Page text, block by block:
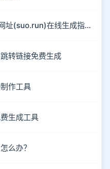
3分钟搞定防红链接！快缩短网址(suo.run)在线生成指南
转链接免费生成
作工具
生成工具
么办？